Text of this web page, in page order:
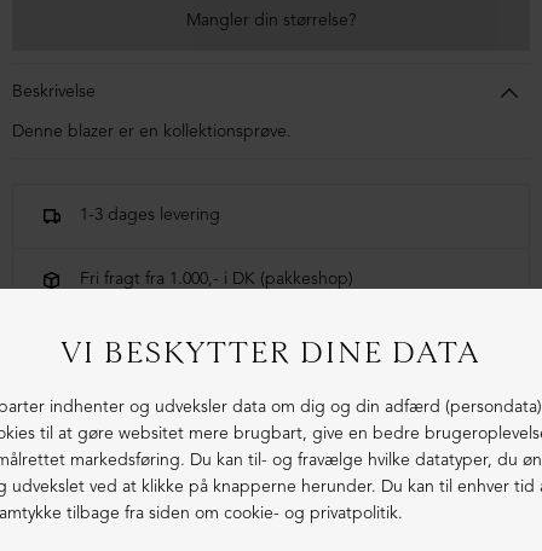
Mangler din størrelse?
Beskrivelse
Denne blazer er en kollektionsprøve.
1-3 dages levering
Fri fragt fra 1.000,- i DK (pakkeshop)
Ekstraordinær kvalitet - produceret i Europa
LIGNENDE PRODUKTER
SAMPLE SAMPLE